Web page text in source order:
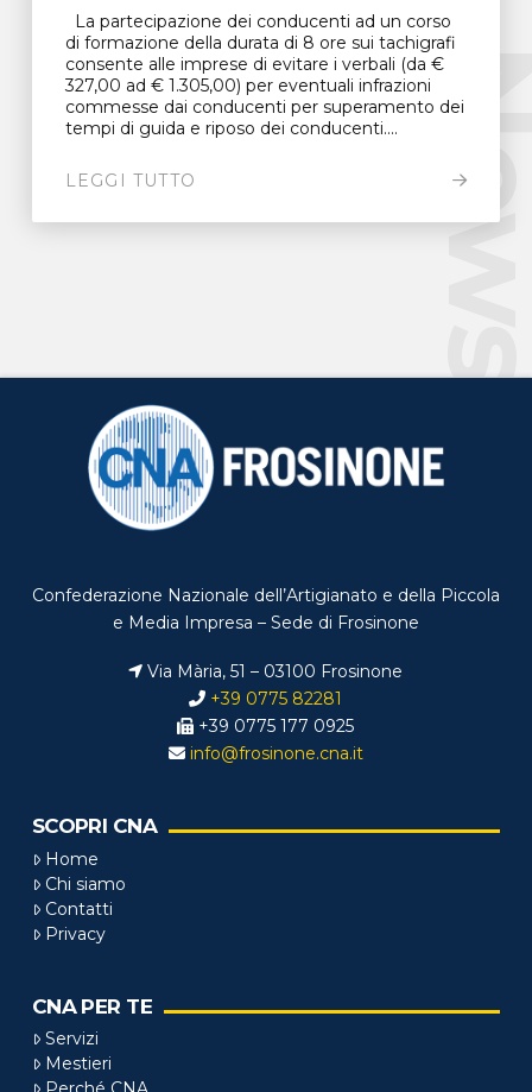
La partecipazione dei conducenti ad un corso
di formazione della durata di 8 ore sui tachigrafi
consente alle imprese di evitare i verbali (da €
327,00 ad € 1.305,00) per eventuali infrazioni
commesse dai conducenti per superamento dei
tempi di guida e riposo dei conducenti....
LEGGI TUTTO
Confederazione Nazionale dell’Artigianato e della Piccola
e Media Impresa – Sede di Frosinone
Via Mària, 51 – 03100 Frosinone
+39 0775 82281
+39 0775 177 0925
info@frosinone.cna.it
SCOPRI CNA
Home
Chi siamo
Contatti
Privacy
CNA PER TE
Servizi
Mestieri